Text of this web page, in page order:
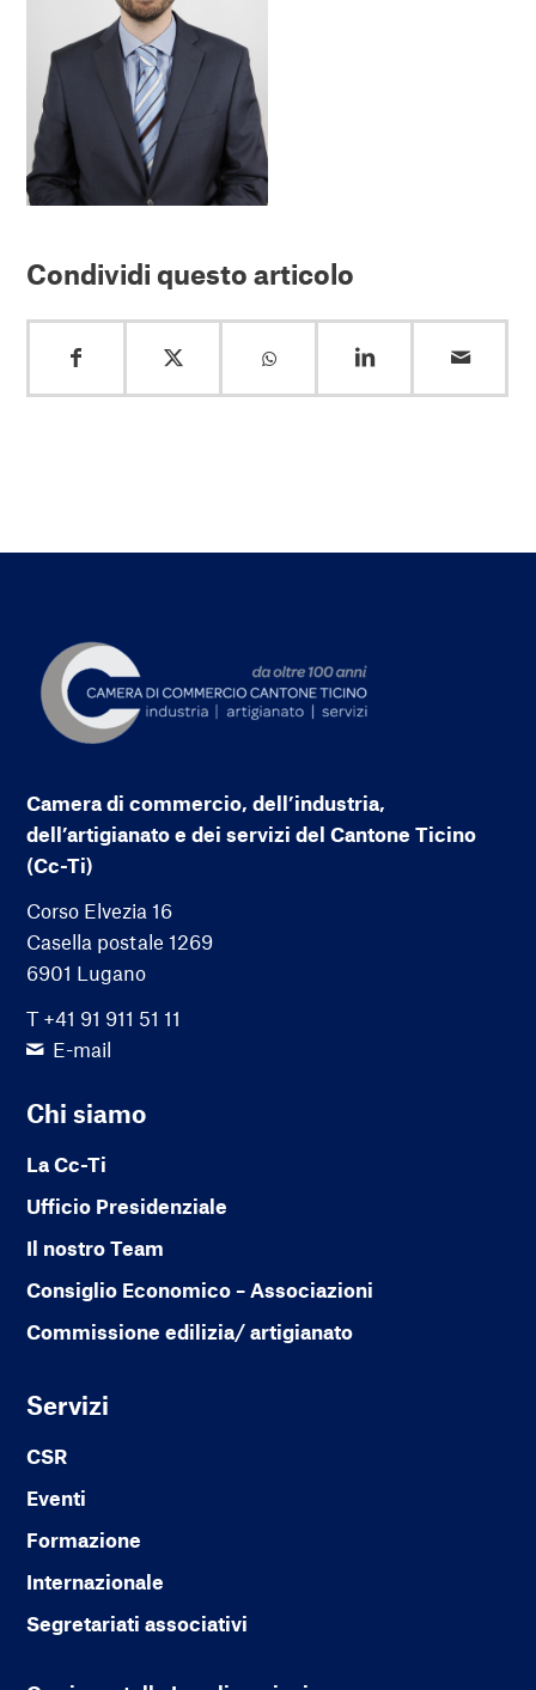
Condividi questo articolo
Camera di commercio, dell’industria,
dell’artigianato e dei servizi del Cantone Ticino
(Cc-Ti)
Corso Elvezia 16
Casella postale 1269
6901 Lugano
T +41 91 911 51 11
E-mail
Chi siamo
La Cc-Ti
Ufficio Presidenziale
Il nostro Team
Consiglio Economico – Associazioni
Commissione edilizia/ artigianato
Servizi
CSR
Eventi
Formazione
Internazionale
Segretariati associativi